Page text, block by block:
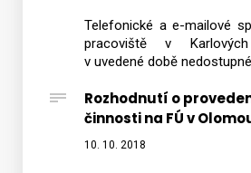
Telefonické a e-mailové
pracoviště v
v uvedené době
Rozhodnutí o
činnosti na FÚ v
10. 10. 2018